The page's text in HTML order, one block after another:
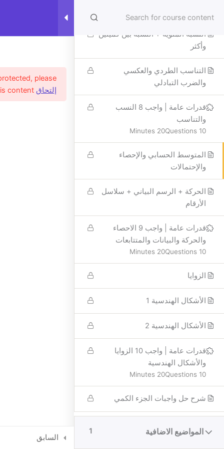
إلى
مستشارك في قياس
الرئيسية
النسبة المئوية + النسبة بين كميتين
وأكثر
التناسب الطردي والعكسي
والضرب التبادلي
قدرات عامة | واجب 8 النسب
والتناسب
20 Minutes 10 Questions
المتوسط الحسابي والإحصاء
والإحتمالات
الحركة + الرسم البياني + سلاسل
الأرقام
قدرات عامة | واجب 9 الاحصاء
والحركة والبيانات والمتتابعات
20 Minutes 10 Questions
الزوايا
الأشكال الهندسية 1
الأشكال الهندسية 2
قدرات عامة | واجب 10 الزوايا
والأشكال الهندسية
20 Minutes 10 Questions
شرح حل واجبات الجزء الكمي
المواضيع الاضافية 1
please
إلتحاق
السابق
جميع الحقوق محفوظة © 2026 مستشارك في قياس
سياسة الخصوصية